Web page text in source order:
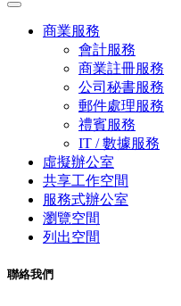
商業服務
會計服務
商業註冊服務
公司秘書服務
郵件處理服務
禮賓服務
IT / 數據服務
虛擬辦公室
共享工作空間
服務式辦公室
瀏覽空間
列出空間
聯絡我們